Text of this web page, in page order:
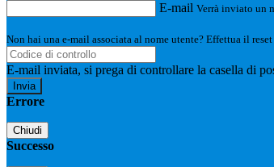
E-mail Verrà inviato un
Non hai una e-mail associata al nome utente? Effettua il
E-mail inviata, si prega di controllare la casella di
Errore
Chiudi
Successo